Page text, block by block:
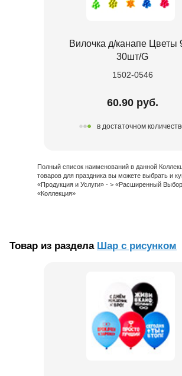
Вилочка д/канапе Цветы
30шт/G
1502-0546
60.90 руб.
в достаточном
Полный список наименований в данной
товаров для праздника вы можете выбрать и
«Продукция и Услуги» - > «Расширенный
«Коллекция»
Товар из раздела Шар с рисунком